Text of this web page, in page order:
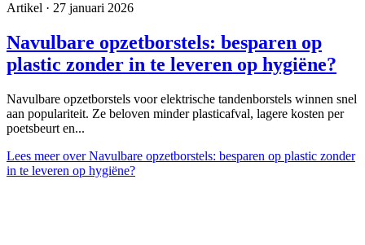
Artikel · 27 januari 2026
Navulbare opzetborstels: besparen op
plastic zonder in te leveren op hygiëne?
Navulbare opzetborstels voor elektrische tandenborstels winnen snel
aan populariteit. Ze beloven minder plasticafval, lagere kosten per
poetsbeurt en...
Lees meerover Navulbare opzetborstels: besparen op plastic zonder
in te leveren op hygiëne?